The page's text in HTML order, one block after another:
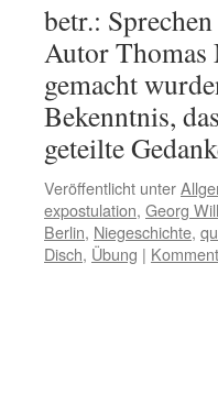
betr.:
Autor Thomas
gemacht
Bekenntnis,
geteilte
Veröffentlicht unter
expostulation, Georg
Berlin, Niegeschichte,
Disch, Übung |